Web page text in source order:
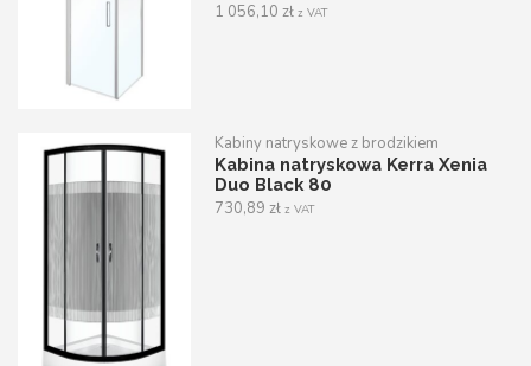
1 056,10zł z VAT
Kabiny natryskowe z brodzikiem
Kabina natryskowa Kerra Xenia
Duo Black 80
730,89zł z VAT